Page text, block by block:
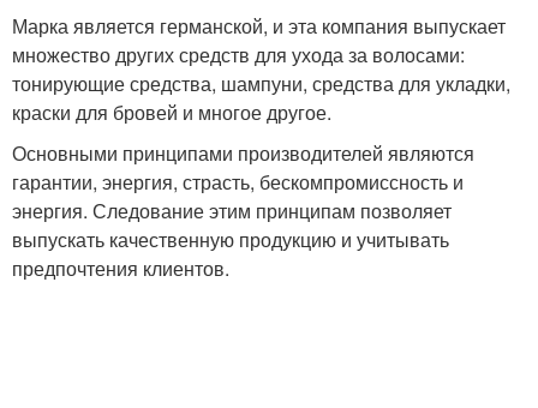
Марка является германской, и эта компания выпускает
множество других средств для ухода за волосами:
тонирующие средства, шампуни, средства для укладки,
краски для бровей и многое другое.
Основными принципами производителей являются
гарантии, энергия, страсть, бескомпромиссность и
энергия. Следование этим принципам позволяет
выпускать качественную продукцию и учитывать
предпочтения клиентов.